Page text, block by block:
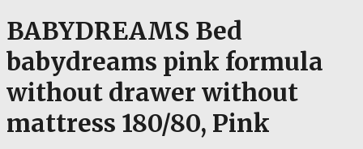
BABYDREAMS Bed
babydreams pink formula
without drawer without
mattress 180/80, Pink